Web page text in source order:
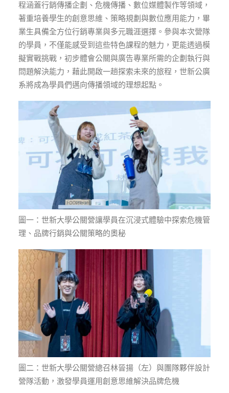
程涵蓋行銷傳播企劃、危機傳播、數位媒體製作等領域，
著重培養學生的創意思維、策略規劃與數位應用能力，畢
業生具備全方位行銷專業與多元職涯選擇。參與本次營隊
的學員，不僅能感受到這些特色課程的魅力，更能透過模
擬實戰挑戰，初步體會公關與廣告專業所需的企劃執行與
問題解決能力，藉此開啟一趟探索未來的旅程，世新公廣
系將成為學員們邁向傳播領域的理想起點。
圖一：世新大學公關營讓學員在沉浸式體驗中探索危機管
理、品牌行銷與公關策略的奧秘
圖二：世新大學公關營總召林晉揚（左）與團隊夥伴設計
營隊活動，激發學員運用創意思維解決品牌危機